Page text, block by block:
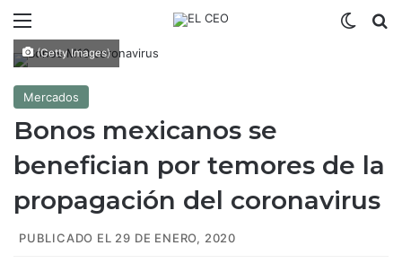
(Getty Images)
Mercados
Bonos mexicanos se
benefician por temores de la
propagación del coronavirus
PUBLICADO EL 29 DE ENERO, 2020